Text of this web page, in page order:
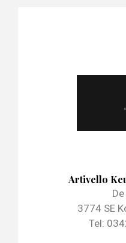
Artivello
3774 SE
Tel: